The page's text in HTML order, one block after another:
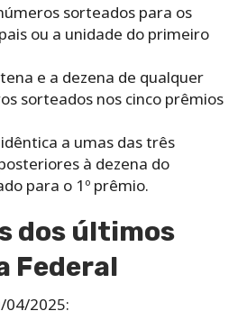
sorteados para os
ou a unidade do primeiro
e a dezena de qualquer
sorteados nos cinco prêmios
a umas das três
à dezena do
para o 1º prêmio.
dos últimos
Federal
04/2025: